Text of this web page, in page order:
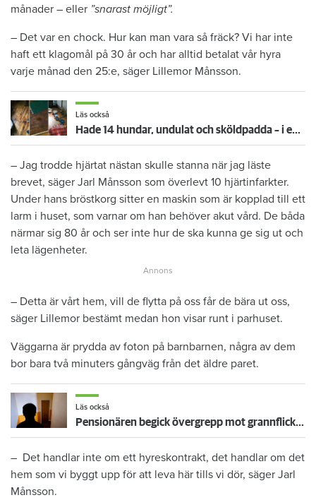
månader – eller ”snarast möjligt”.
– Det var en chock. Hur kan man vara så fräck? Vi har inte
haft ett klagomål på 30 år och har alltid betalat vår hyra
varje månad den 25:e, säger Lillemor Månsson.
Läs också
Hade 14 hundar, undulat och sköldpadda – i en tvårummare
– Jag trodde hjärtat nästan skulle stanna när jag läste
brevet, säger Jarl Månsson som överlevt 10 hjärtinfarkter.
Under hans bröstkorg sitter en maskin som är kopplad till ett
larm i huset, som varnar om han behöver akut vård. De båda
närmar sig 80 år och ser inte hur de ska kunna ge sig ut och
leta lägenheter.
– Detta är vårt hem, vill de flytta på oss får de bära ut oss,
säger Lillemor bestämt medan hon visar runt i parhuset.
Väggarna är prydda av foton på barnbarnen, några av dem
bor bara två minuters gångväg från det äldre paret.
Läs också
Pensionären begick övergrepp mot grannflickan – nu vräks han
– Det handlar inte om ett hyreskontrakt, det handlar om det
hem som vi byggt upp för att leva här tills vi dör, säger Jarl
Månsson.